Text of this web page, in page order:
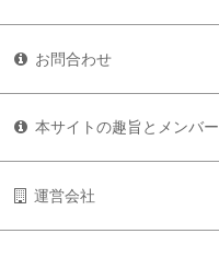
お問合わせ
本サイトの趣旨とメンバー
運営会社